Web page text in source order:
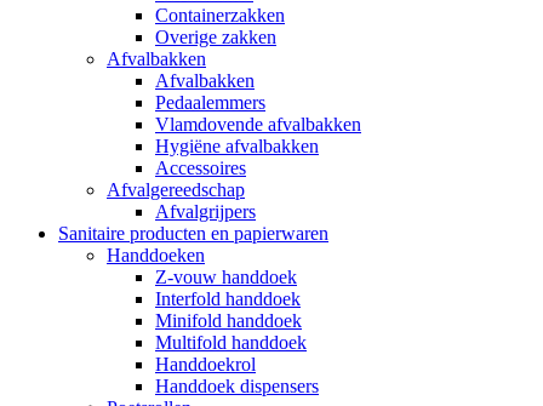
Containerzakken
Overige zakken
Afvalbakken
Afvalbakken
Pedaalemmers
Vlamdovende afvalbakken
Hygiëne afvalbakken
Accessoires
Afvalgereedschap
Afvalgrijpers
Sanitaire producten en papierwaren
Handdoeken
Z-vouw handdoek
Interfold handdoek
Minifold handdoek
Multifold handdoek
Handdoekrol
Handdoek dispensers